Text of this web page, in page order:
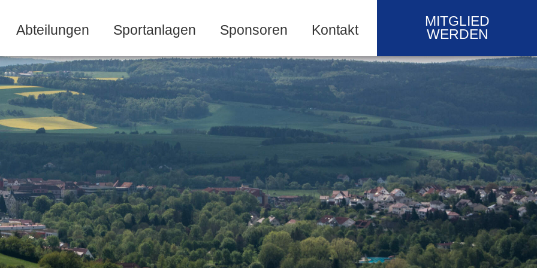
Abteilungen Sportanlagen Sponsoren Kontakt
MITGLIED
WERDEN